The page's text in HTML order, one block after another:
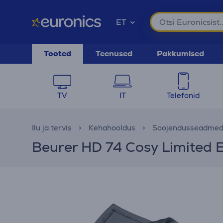
ET
Tooted Teenused Pakkumised
TV IT Telefonid
Ilu ja tervis Kehahooldus Soojendusseadmed
Beurer HD 74 Cosy Limited